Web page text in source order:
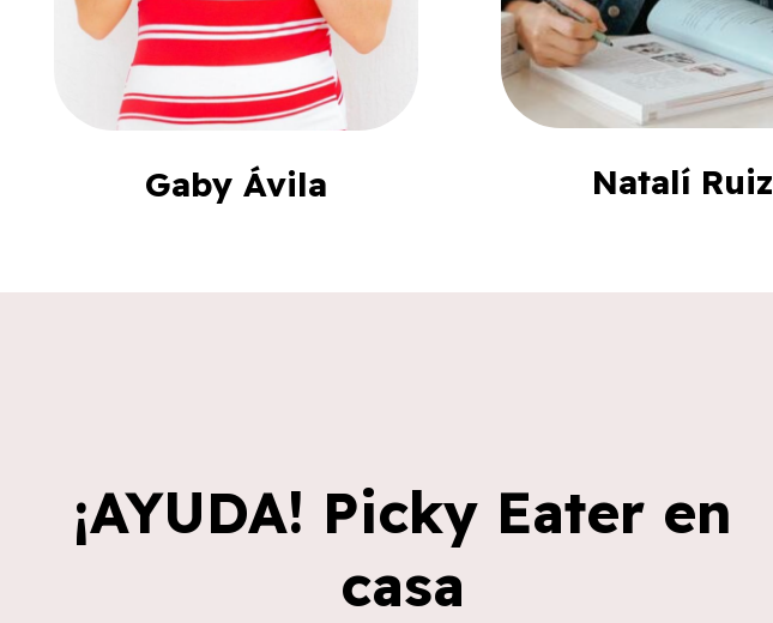
Gaby Ávila Natalí Ruiz
¡AYUDA! Picky Eater en
casa